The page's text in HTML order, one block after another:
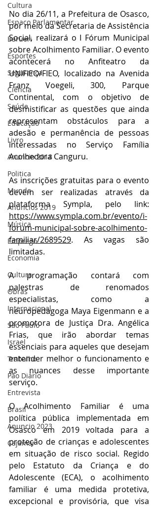
Cultura
Espaço Parlamentar
Barueri
Esportes
Segurança
Ciência
Saúde
Educação
Livro
Anuncio 2018
Politica
Mundo
Anuncios 2019
Música
Emprego
Economia
Cultura
Obras
Internacional
São Paulo
Israel
Trabalho
Pão Diário
Entrevista
Brasil
Anuncio 2023
Cajamar
No dia 26/11, a Prefeitura de Osasco,
por meio da Secretaria de Assistência
Social, realizará o I Fórum Municipal
sobre Acolhimento Familiar. O evento
acontecerá no Anfiteatro da
UNIFIEO/FIEO, localizado na Avenida
Franz Voegeli, 300, Parque
Continental, com o objetivo de
desmistificar as questões que ainda
representam obstáculos para a
adesão e permanência de pessoas
interessadas no Serviço Família
Acolhedora Canguru.
As inscrições gratuitas para o evento
devem ser realizadas através da
plataforma Sympla, pelo link:
https://www.sympla.com.br/evento/i-
forum-municipal-sobre-acolhimento-
familiar/2689529. As vagas são
limitadas.
A programação contará com
palestras de renomados
especialistas, como a
neuropedagoga Maya Eigenmann e a
promotora de Justiça Dra. Angélica
Frias, que irão abordar temas
essenciais para aqueles que desejam
entender melhor o funcionamento e
as nuances desse importante
serviço.
O Acolhimento Familiar é uma
política pública implementada em
Osasco em 2019 voltada para a
proteção de crianças e adolescentes
em situação de risco social. Regido
pelo Estatuto da Criança e do
Adolescente (ECA), o acolhimento
familiar é uma medida protetiva,
excepcional e provisória, que visa